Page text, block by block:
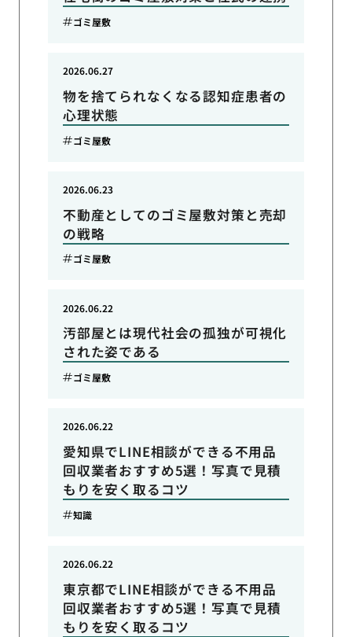
ゴミ屋敷
物を捨てられなくなる認知症患者の
心理状態
2026.06.27
ゴミ屋敷
不動産としてのゴミ屋敷対策と売却
の戦略
2026.06.23
ゴミ屋敷
汚部屋とは現代社会の孤独が可視化
された姿である
2026.06.22
ゴミ屋敷
愛知県でLINE相談ができる不用品
回収業者おすすめ5選！写真で見積
もりを安く取るコツ
2026.06.22
知識
東京都でLINE相談ができる不用品
回収業者おすすめ5選！写真で見積
もりを安く取るコツ
2026.06.22